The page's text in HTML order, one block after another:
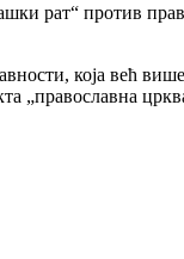
рат“ против
која већ
„православна